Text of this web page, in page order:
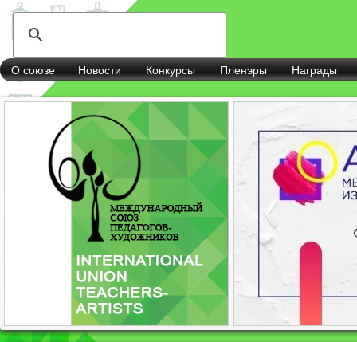
О союзе Новости Конкурсы Пленэры Награды